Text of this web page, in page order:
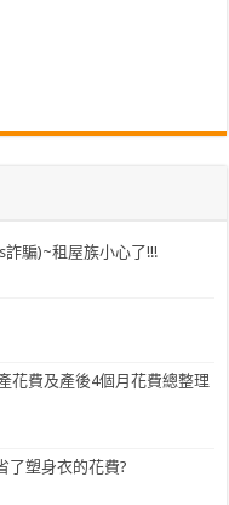
騙)~租屋族小心了!!!
花費及產後4個月花費總整理
了塑身衣的花費?